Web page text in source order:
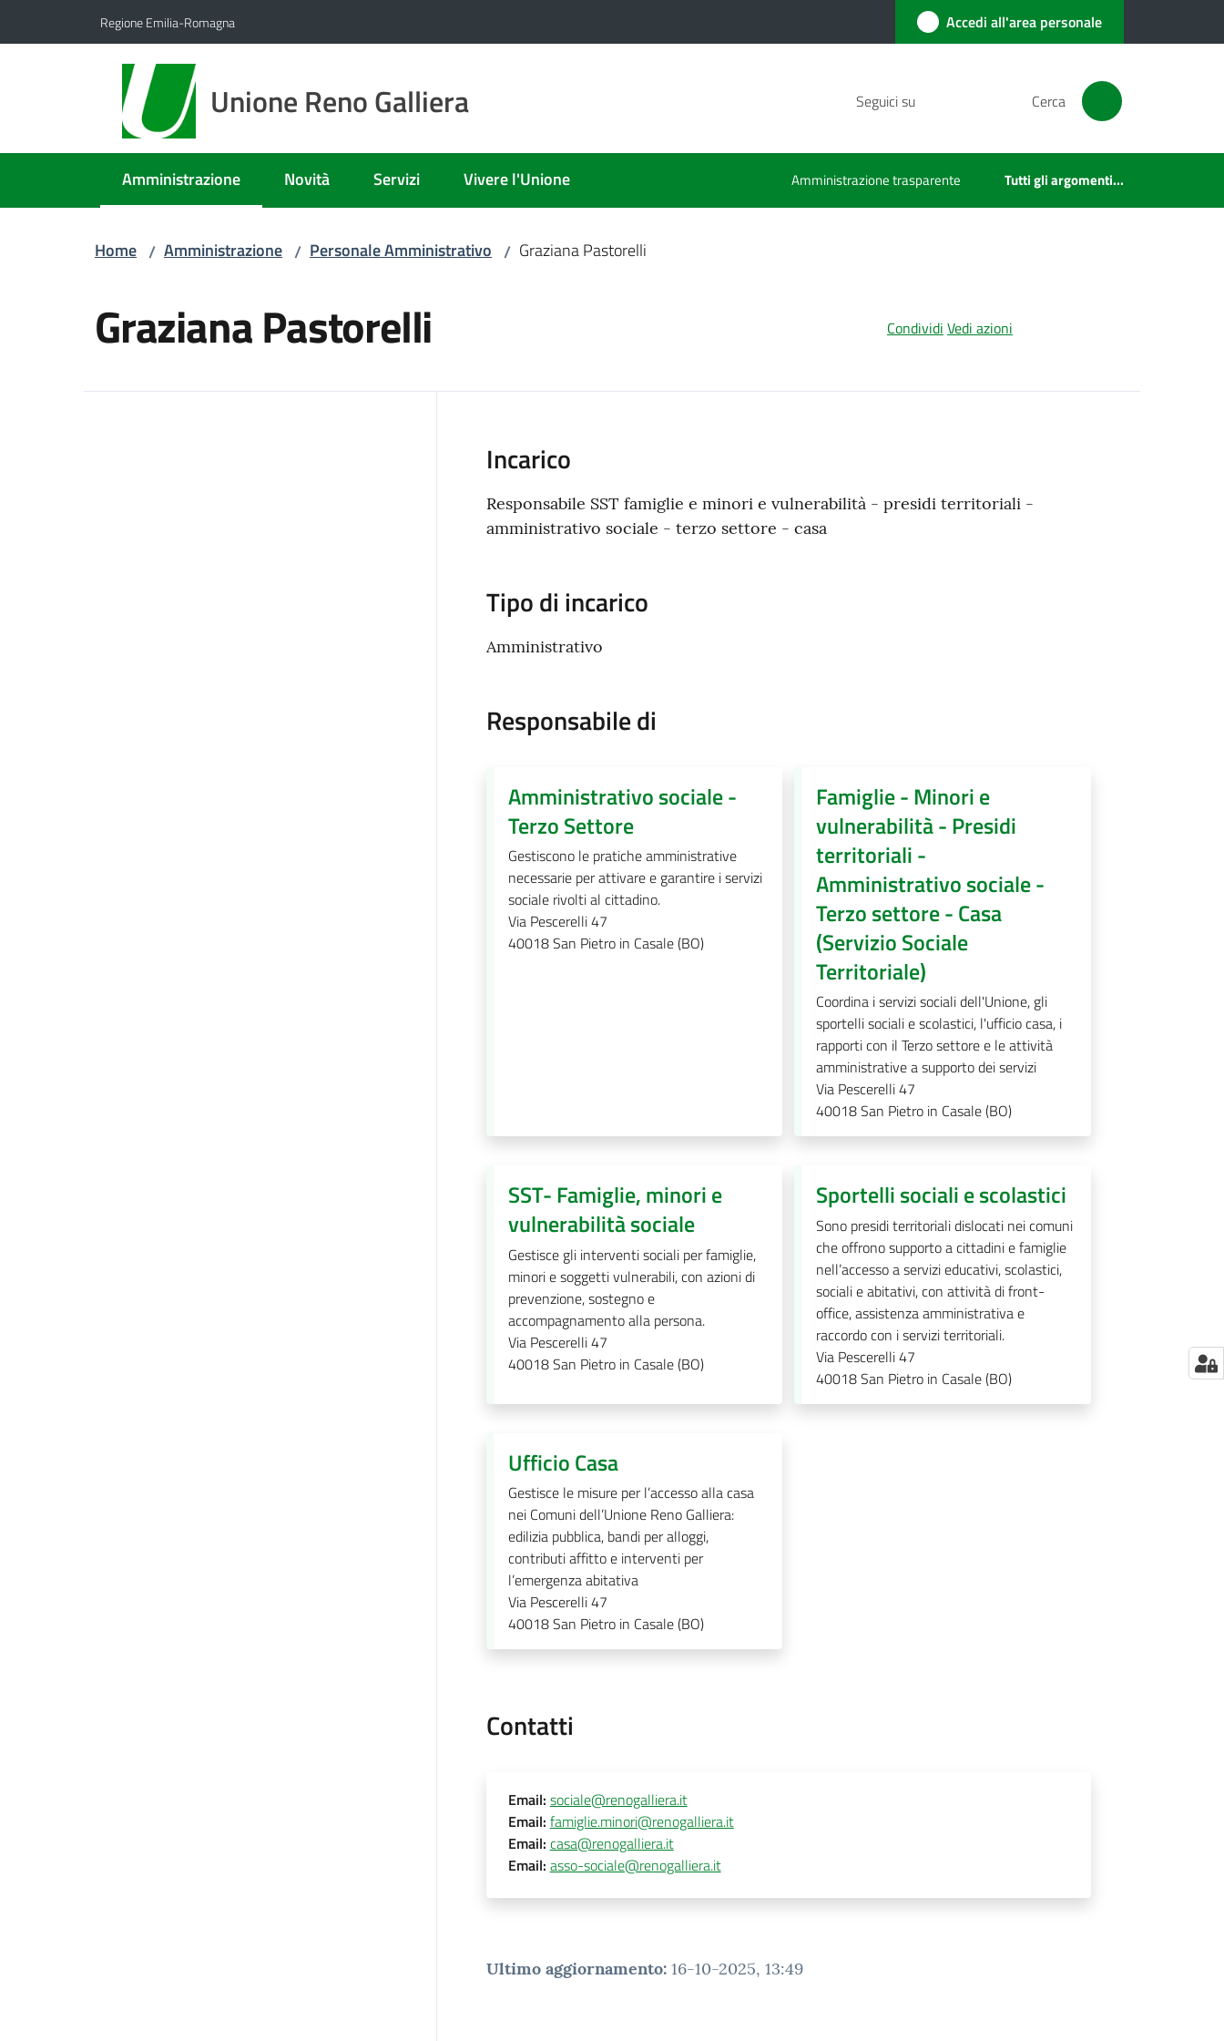
Regione Emilia-Romagna Accedi all'area personale
Unione Reno Galliera Seguici su Cerca
Amministrazione
Menu selezionato Novità Servizi Vivere l'Unione Amministrazione trasparente Tutti gli argomenti...
Home / Amministrazione / Personale Amministrativo / Graziana Pastorelli
Graziana Pastorelli Condividi Vedi azioni
Incarico
Responsabile SST famiglie e minori e vulnerabilità - presidi territoriali -
amministrativo sociale - terzo settore - casa
Tipo di incarico
Amministrativo
Responsabile di
Amministrativo sociale -
Terzo Settore
Gestiscono le pratiche amministrative
necessarie per attivare e garantire i servizi
sociale rivolti al cittadino.
Via Pescerelli 47
40018San Pietro in Casale (BO)
Famiglie - Minori e
vulnerabilità - Presidi
territoriali -
Amministrativo sociale -
Terzo settore - Casa
(Servizio Sociale
Territoriale)
Coordina i servizi sociali dell'Unione, gli
sportelli sociali e scolastici, l'ufficio casa, i
rapporti con il Terzo settore e le attività
amministrative a supporto dei servizi
Via Pescerelli 47
40018San Pietro in Casale (BO)
SST- Famiglie, minori e
vulnerabilità sociale
Gestisce gli interventi sociali per famiglie,
minori e soggetti vulnerabili, con azioni di
prevenzione, sostegno e
accompagnamento alla persona.
Via Pescerelli 47
40018San Pietro in Casale (BO)
Sportelli sociali e scolastici
Sono presidi territoriali dislocati nei comuni
che offrono supporto a cittadini e famiglie
nell’accesso a servizi educativi, scolastici,
sociali e abitativi, con attività di front-
office, assistenza amministrativa e
raccordo con i servizi territoriali.
Via Pescerelli 47
40018San Pietro in Casale (BO)
Ufficio Casa
Gestisce le misure per l’accesso alla casa
nei Comuni dell’Unione Reno Galliera:
edilizia pubblica, bandi per alloggi,
contributi affitto e interventi per
l’emergenza abitativa
Via Pescerelli 47
40018San Pietro in Casale (BO)
Contatti
Email: sociale@renogalliera.it
Email: famiglie.minori@renogalliera.it
Email: casa@renogalliera.it
Email: asso-sociale@renogalliera.it
Ultimo aggiornamento: 16-10-2025, 13:49